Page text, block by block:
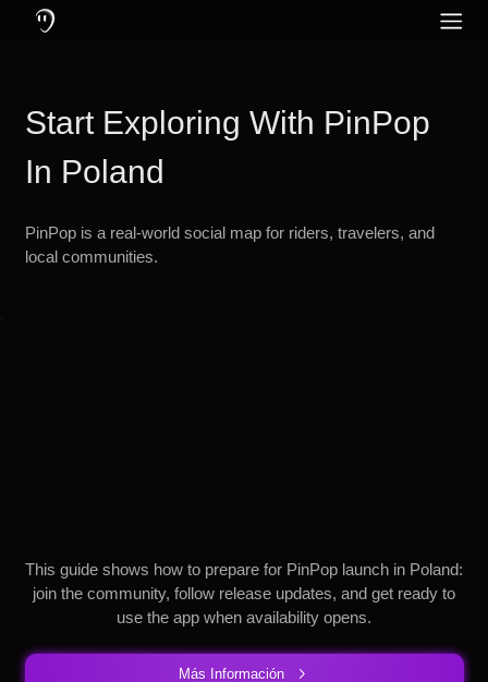
Idioma Alemán
Neerlandés
Turco
PinPop – La
¿Qué es PinPop?: Una aplicación de comunicación creada para
Características de PinPop: Mensajería y llamadas en línea y fuera
Protege tu audición usando auriculares con cancelación activa de
Start Exploring With PinPop
In Poland
PinPop is a real-world social map for riders, travelers, and
local communities.
This guide shows how to prepare for PinPop launch in Poland:
join the community, follow release updates, and get ready to
use the app when availability opens.
Más Información